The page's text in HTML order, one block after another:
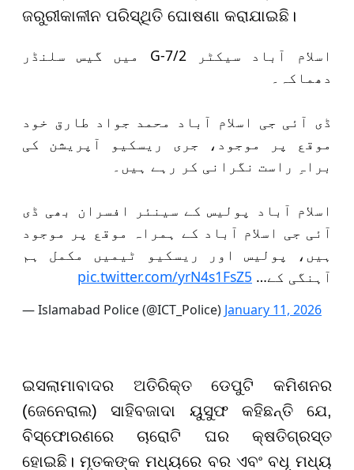
ଜରୁରୀକାଳୀନ ପରିସ୍ଥିତି ଘୋଷଣା କରାଯାଇଛି।
اسلام آباد سیکٹر G-7/2 میں گیس سلنڈر
دھماکہ۔
ڈی آئی جی اسلام آباد محمد جواد طارق خود
موقع پر موجود، جری ریسکیو آپریشن کی
براہِ راست نگرانی کر رہے ہیں۔
اسلام آباد پولیس کے سینئر افسران بھی ڈی
آئی جی اسلام آباد کے ہمراہ موقع پر موجود
ہیں، پولیس اور ریسکیو ٹیمیں مکمل ہم
آہنگی کے… pic.twitter.com/yrN4s1FsZ5
— Islamabad Police (@ICT_Police) January 11, 2026
ଇସଲାମାବାଦର ଅତିରିକ୍ତ ଡେପୁଟି କମିଶନର
(ଜେନେରାଲ) ସାହିବଜାଦା ୟୁସୁଫ କହିଛନ୍ତି ଯେ,
ବିସ୍ଫୋରଣରେ ଚାରୋଟି ଘର କ୍ଷତିଗ୍ରସ୍ତ
ହୋଇଛି। ମୃତକଙ୍କ ମଧ୍ୟରେ ବର ଏବଂ ବଧୂ ମଧ୍ୟ